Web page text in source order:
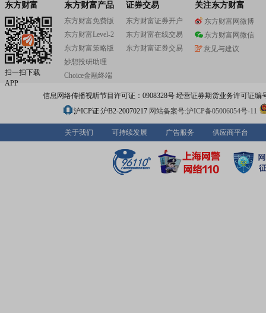
东方财富
扫一扫下载
APP
东方财富产品
东方财富免费版
东方财富Level-2
东方财富策略版
妙想投研助理
Choice金融终端
证券交易
东方财富证券开户
东方财富在线交易
东方财富证券交易
关注东方财富
东方财富网微博
东方财富网微信
意见与建议
信息网络传播视听节目许可证：0908328号 经营证券期货业务许可证编
沪ICP证:沪B2-20070217 网站备案号:沪ICP备05006054号-11
关于我们 可持续发展 广告服务 供应商平台